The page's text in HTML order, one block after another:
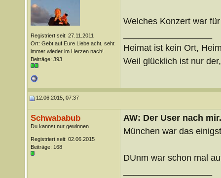
Registriert seit: 27.11.2011
Ort: Gebt auf Eure Liebe acht, seht
immer wieder im Herzen nach!
Beiträge: 393
Welches Konzert war
Heimat ist kein Ort,
Weil glücklich ist nur
12.06.2015, 07:37
Schwababub
Du kannst nur gewinnen
Registriert seit: 02.06.2015
Beiträge: 168
AW: Der User nach
München war das
DUnm war schon mal